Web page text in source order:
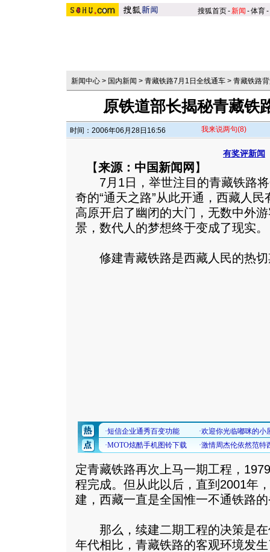
搜狐首页-新闻 -体育-
新闻中心 > 国内新闻 > 青藏铁路7月1日全线通车 > 青藏铁路
原铁道部长揭秘青藏铁
时间：2006年06月28日16:56 我来说两句(8)
有奖评新闻
【来源：中国新闻网 】
7月1日，举世注目的青藏铁路将
奇的“通天之路”从此开通，西藏人
高原开启了幽闭的大门，无数中外
景，数代人的梦想终于变成了现实。
修建青藏铁路是西藏人民的热切
定青藏铁路再次上马一期工程，
程完成。但从此以后，直到2001年
建，西藏一直是全国惟一不通铁路
那么，续建二期工程的决策是在
年代相比，青藏铁路的客观环境发